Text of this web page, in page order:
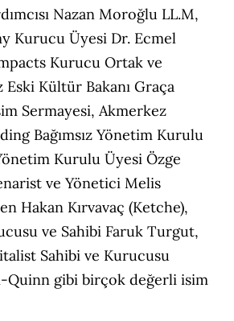
Nazan Moroğlu LL.M,
Kurucu Üyesi Dr. Ecmel
Kurucu Ortak ve
Eski Kültür Bakanı Graça
Sermayesi, Akmerkez
Bağımsız Yönetim Kurulu
Kurulu Üyesi Özge
ve Yönetici Melis
Hakan Kırvavaç (Ketche),
ve Sahibi Faruk Turgut,
Sahibi ve Kurucusu
Quinn gibi birçok değerli isim